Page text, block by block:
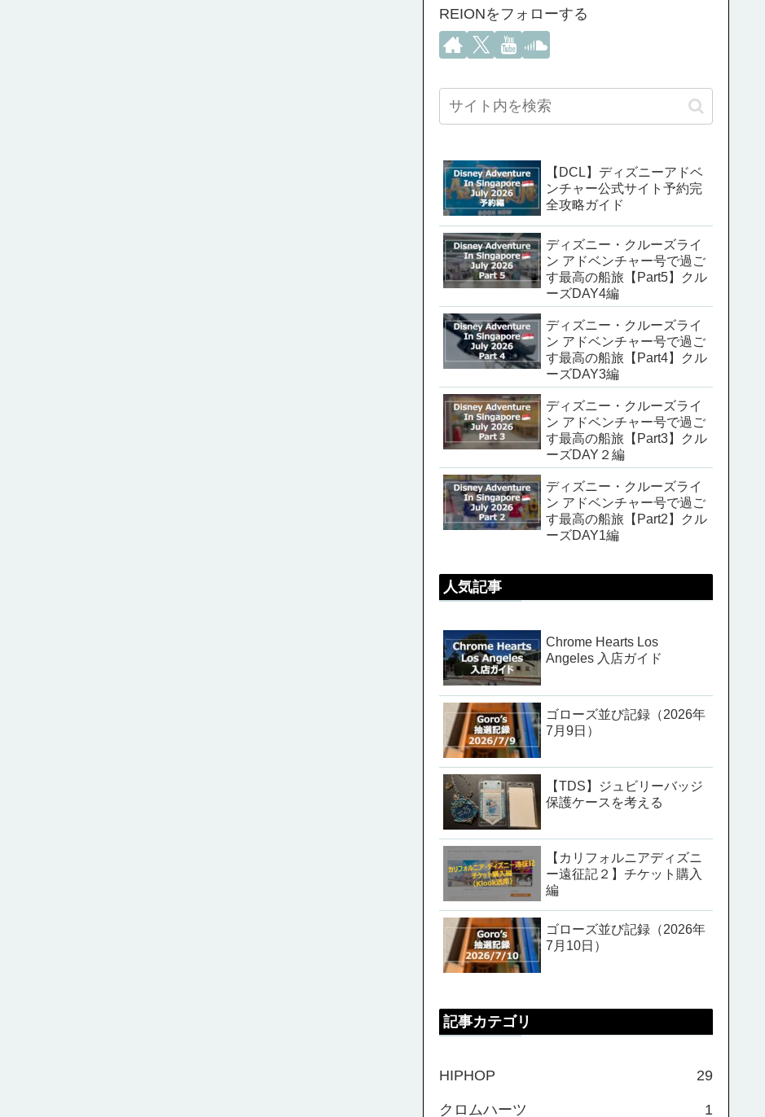
REIONをフォローする
【DCL】ディズニーアドベ
ンチャー公式サイト予約完
全攻略ガイド
ディズニー・クルーズライ
ン アドベンチャー号で過ご
す最高の船旅【Part5】クル
ーズDAY4編
ディズニー・クルーズライ
ン アドベンチャー号で過ご
す最高の船旅【Part4】クル
ーズDAY3編
ディズニー・クルーズライ
ン アドベンチャー号で過ご
す最高の船旅【Part3】クル
ーズDAY２編
ディズニー・クルーズライ
ン アドベンチャー号で過ご
す最高の船旅【Part2】クル
ーズDAY1編
人気記事
Chrome Hearts Los
Angeles 入店ガイド
ゴローズ並び記録（2026年
7月9日）
【TDS】ジュビリーバッジ
保護ケースを考える
【カリフォルニアディズニ
ー遠征記２】チケット購入
編
ゴローズ並び記録（2026年
7月10日）
記事カテゴリ
HIPHOP 29
クロムハーツ 1